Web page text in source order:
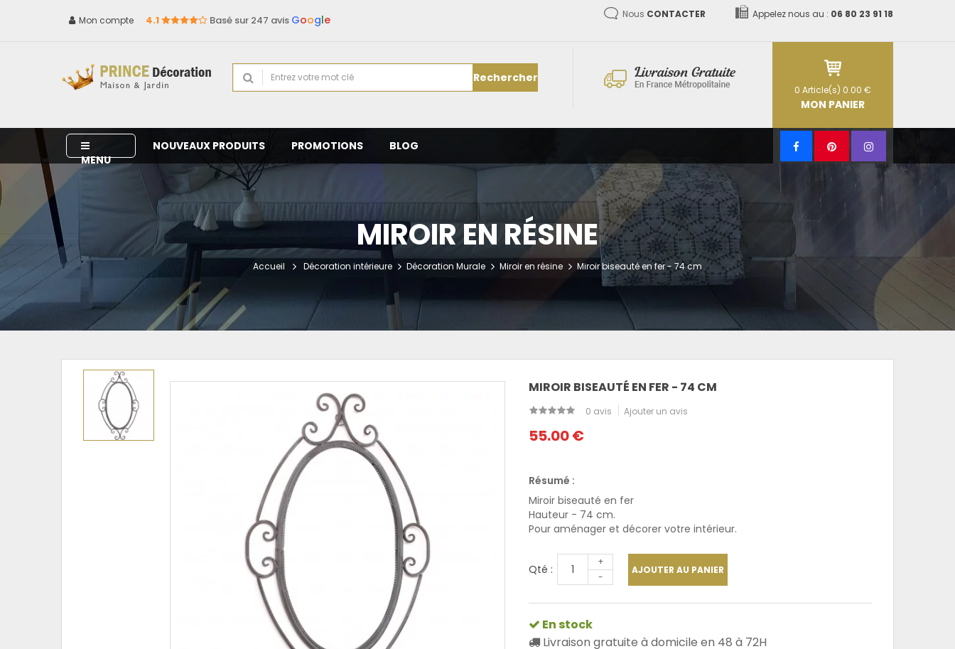
Mon compte 4.1 Basé sur 247 avis Google Nous CONTACTER Appelez nous au : 06 80 23 91 18
Rechercher
0 Article(s) 0.00 €
MON PANIER
MENU
NOUVEAUX PRODUITS PROMOTIONS BLOG
MIROIR EN RÉSINE
Accueil Décoration intérieure Décoration Murale Miroir en résine Miroir biseauté en fer - 74 cm
MIROIR BISEAUTÉ EN FER - 74 CM
0 avis Ajouter un avis
55.00 €
Résumé :
Miroir biseauté en fer
Hauteur - 74 cm.
Pour aménager et décorer votre intérieur.
Qté :
+
-
AJOUTER AU PANIER
En stock
Livraison gratuite à domicile en 48 à 72H